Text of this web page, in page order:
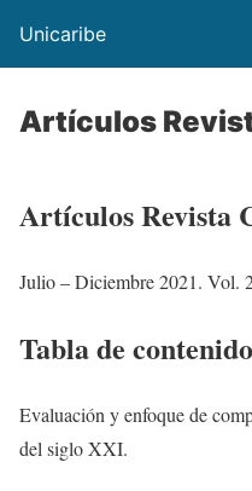
Unicaribe
Artículos
Artículos Revista
Julio – Diciembre 2021. Vol.
Tabla de contenido
Evaluación y enfoque de
del siglo XXI.